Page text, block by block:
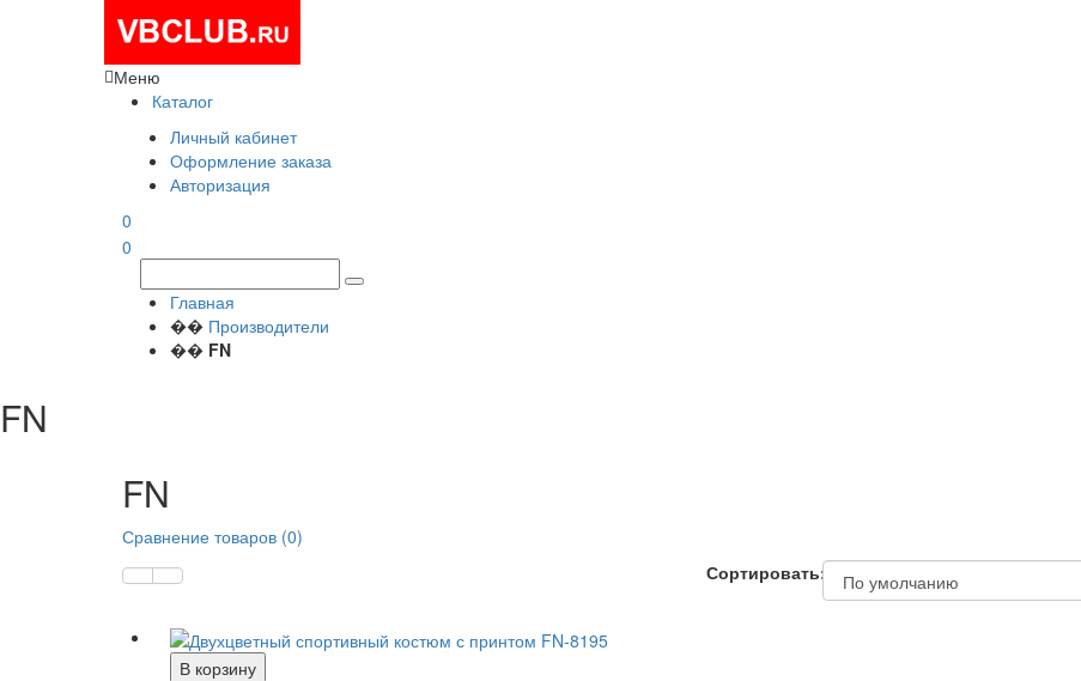
Меню
Каталог
Личный кабинет
Оформление заказа
Авторизация
0
0
Главная
�� Производители
�� FN
FN
FN
Сравнение товаров (0)
Сортировать:
В корзину